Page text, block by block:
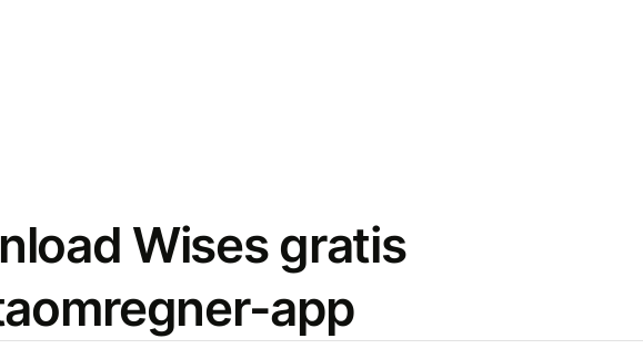
Wises gratis
app